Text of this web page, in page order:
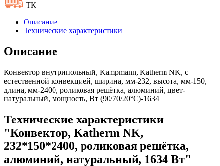
ТК
Описание
Технические характеристики
Описание
Конвектор внутрипольный, Kampmann, Katherm NK, с
естественной конвекцией, ширина, мм-232, высота, мм-150,
длина, мм-2400, роликовая решётка, алюминий, цвет-
натуральный, мощность, Вт (90/70/20°C)-1634
Технические характеристики
"Конвектор, Katherm NK,
232*150*2400, роликовая решётка,
алюминий, натуральный, 1634 Вт"